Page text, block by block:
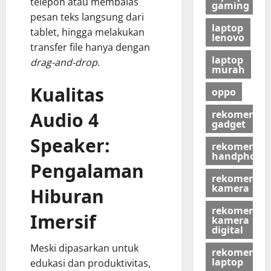
pesan teks langsung dari
tablet, hingga melakukan
transfer file hanya dengan
drag-and-drop.
Kualitas
Audio 4
Speaker:
Pengalaman
Hiburan
Imersif
Meski dipasarkan untuk
edukasi dan produktivitas,
gaming
laptop
lenovo
laptop
murah
oppo
gadget
handphone
kamera
kamera
digital
laptop